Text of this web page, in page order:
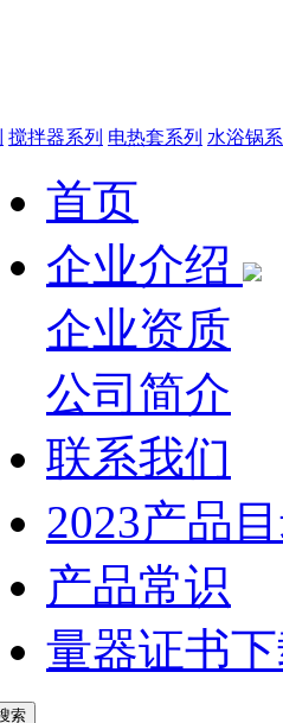
搅拌器系列 电热套系列 水浴锅
首页
企业介绍
企业资质
公司简介
联系我们
2023产品
产品常识
量器证书